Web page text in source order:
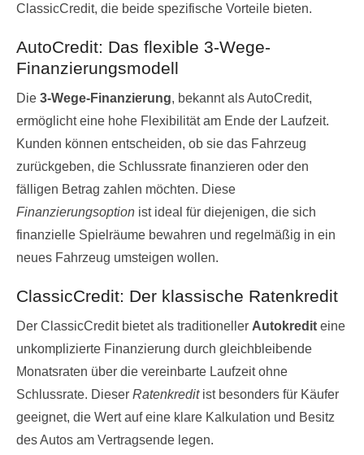
ClassicCredit, die beide spezifische Vorteile bieten.
AutoCredit: Das flexible 3-Wege-
Finanzierungsmodell
Die 3-Wege-Finanzierung, bekannt als AutoCredit,
ermöglicht eine hohe Flexibilität am Ende der Laufzeit.
Kunden können entscheiden, ob sie das Fahrzeug
zurückgeben, die Schlussrate finanzieren oder den
fälligen Betrag zahlen möchten. Diese
Finanzierungsoption ist ideal für diejenigen, die sich
finanzielle Spielräume bewahren und regelmäßig in ein
neues Fahrzeug umsteigen wollen.
ClassicCredit: Der klassische Ratenkredit
Der ClassicCredit bietet als traditioneller Autokredit eine
unkomplizierte Finanzierung durch gleichbleibende
Monatsraten über die vereinbarte Laufzeit ohne
Schlussrate. Dieser Ratenkreditist besonders für Käufer
geeignet, die Wert auf eine klare Kalkulation und Besitz
des Autos am Vertragsende legen.